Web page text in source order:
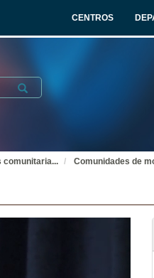
CENTROS
Submit
comunitaria... Comunidades de